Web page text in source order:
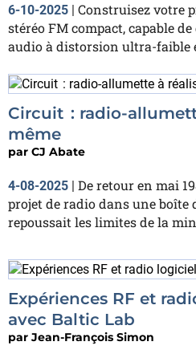
6-10-2025
Construisez votre
stéréo FM compact, capable
audio à distorsion ultra-faible
Circuit : radio-
même
par CJ Abate
4-08-2025 | De retour en mai
projet de radio dans une boîte
repoussait les limites de la
Expériences RF et
avec Baltic Lab
par Jean-François Simon